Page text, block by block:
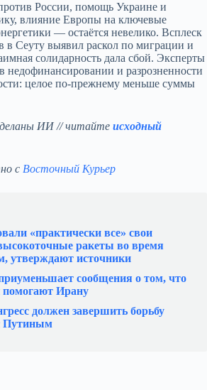
России, помощь Украине и
влияние Европы на ключевые
— остаётся невелико. Всплеск
в Сеуту выявил раскол по миграции и
солидарность дала сбой. Эксперты
недофинансировании и разрозненности
целое по‑прежнему меньше суммы
ИИ // читайте исходный
с Восточный Курьер
«практически все» свои
ракеты во время
утверждают источники
сообщения о том, что
помогают Ирану
должен завершить борьбу
Путиным